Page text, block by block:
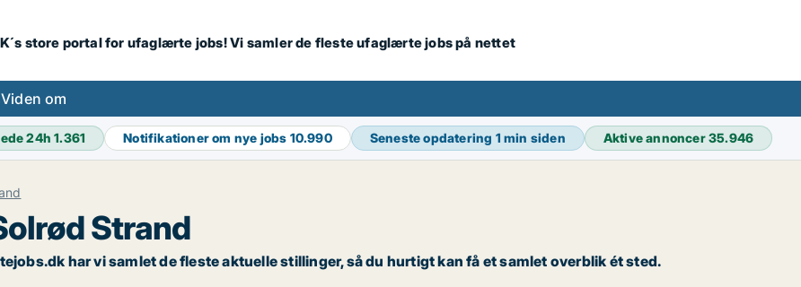
store portal for ufaglærte jobs! Vi samler de fleste ufaglærte jobs på nettet
Viden om
24h1.361 Notifikationer om nye jobs 10.990 Seneste opdatering 1 min siden Aktive annoncer35.946
Strand
har vi samlet de fleste aktuelle stillinger, så du hurtigt kan få et samlet overblik ét sted.